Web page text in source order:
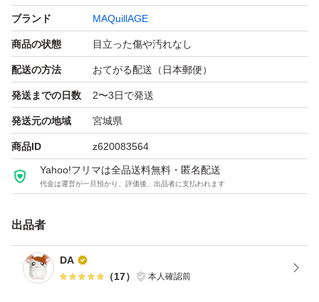
ブランド MAQuillAGE
商品の状態 目立った傷や汚れなし
配送の方法 おてがる配送（日本郵便）
発送までの日数 2〜3日で発送
発送元の地域 宮城県
商品ID z620083564
Yahoo!フリマは全品送料無料・匿名配送
代金は運営が一旦預かり、評価後、出品者に支払われます
出品者
DA
（17） 本人確認前